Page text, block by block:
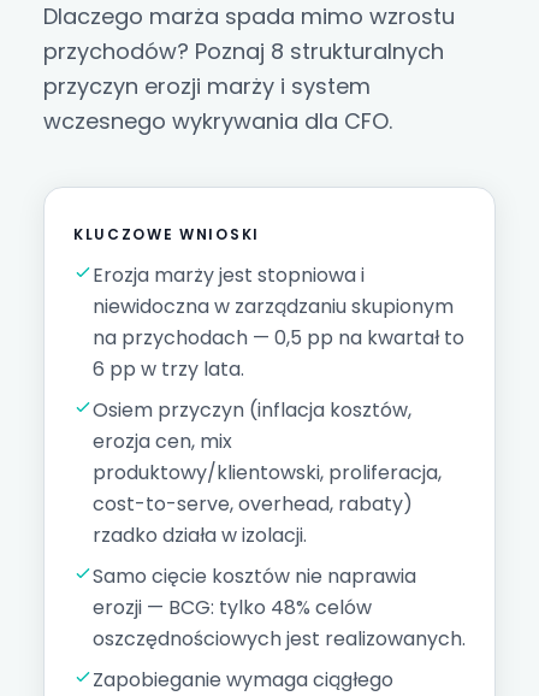
Dlaczego marża spada mimo wzrostu
przychodów? Poznaj 8 strukturalnych
przyczyn erozji marży i system
wczesnego wykrywania dla CFO.
KLUCZOWE WNIOSKI
Erozja marży jest stopniowa i
niewidoczna w zarządzaniu skupionym
na przychodach — 0,5 pp na kwartał to
6 pp w trzy lata.
Osiem przyczyn (inflacja kosztów,
erozja cen, mix
produktowy/klientowski, proliferacja,
cost-to-serve, overhead, rabaty)
rzadko działa w izolacji.
Samo cięcie kosztów nie naprawia
erozji — BCG: tylko 48% celów
oszczędnościowych jest realizowanych.
Zapobieganie wymaga ciągłego